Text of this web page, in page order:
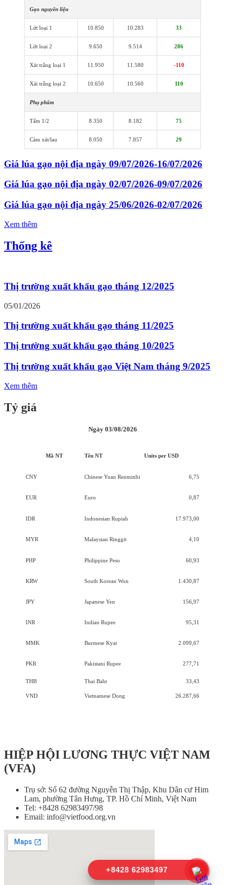
Gạo nguyên liệu
Lứt loại 1 10.850 10.283 33
Lứt loại 2 9.650 9.514 286
Xát trắng loại 1 11.950 11.580 -110
Xát trắng loại 2 10.650 10.560 110
Phụ phẩm
Tấm 1/2 8.350 8.182 75
Cám xát/lau 8.050 7.857 29
Giá lúa gạo nội địa ngày 09/07/2026-16/07/2026
Giá lúa gạo nội địa ngày 02/07/2026-09/07/2026
Giá lúa gạo nội địa ngày 25/06/2026-02/07/2026
Xem thêm
Thống kê
Thị trường xuất khẩu gạo tháng 12/2025
05/01/2026
Thị trường xuất khẩu gạo tháng 11/2025
Thị trường xuất khẩu gạo tháng 10/2025
Thị trường xuất khẩu gạo Việt Nam tháng 9/2025
Xem thêm
Tỷ giá
Ngày 03/08/2026
Mã NT Tên NT Units per USD
CNY Chinese Yuan Renminbi 6,75
EUR Euro 0,87
IDR Indonesian Rupiah 17.973,00
MYR Malaysian Ringgit 4,10
PHP Philippine Peso 60,93
KRW South Korean Won 1.430,87
JPY Japanese Yen 156,97
INR Indian Rupee 95,31
MMK Burmese Kyat 2.099,67
PKR Pakistani Rupee 277,71
THB Thai Baht 33,43
VND Vietnamese Dong 26.287,66
HIỆP HỘI LƯƠNG THỰC VIỆT NAM
(VFA)
Trụ sở: Số 62 đường Nguyễn Thị Thập, Khu Dân cư Him
Lam, phường Tân Hưng, TP. Hồ Chí Minh, Việt Nam
Tel: +8428 62983497/98
Email: info@vietfood.org.vn
+8428 62983497